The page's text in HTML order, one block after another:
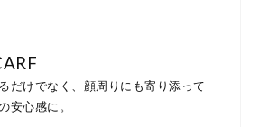
だけでなく、顔周りにも寄り添って
安心感に。